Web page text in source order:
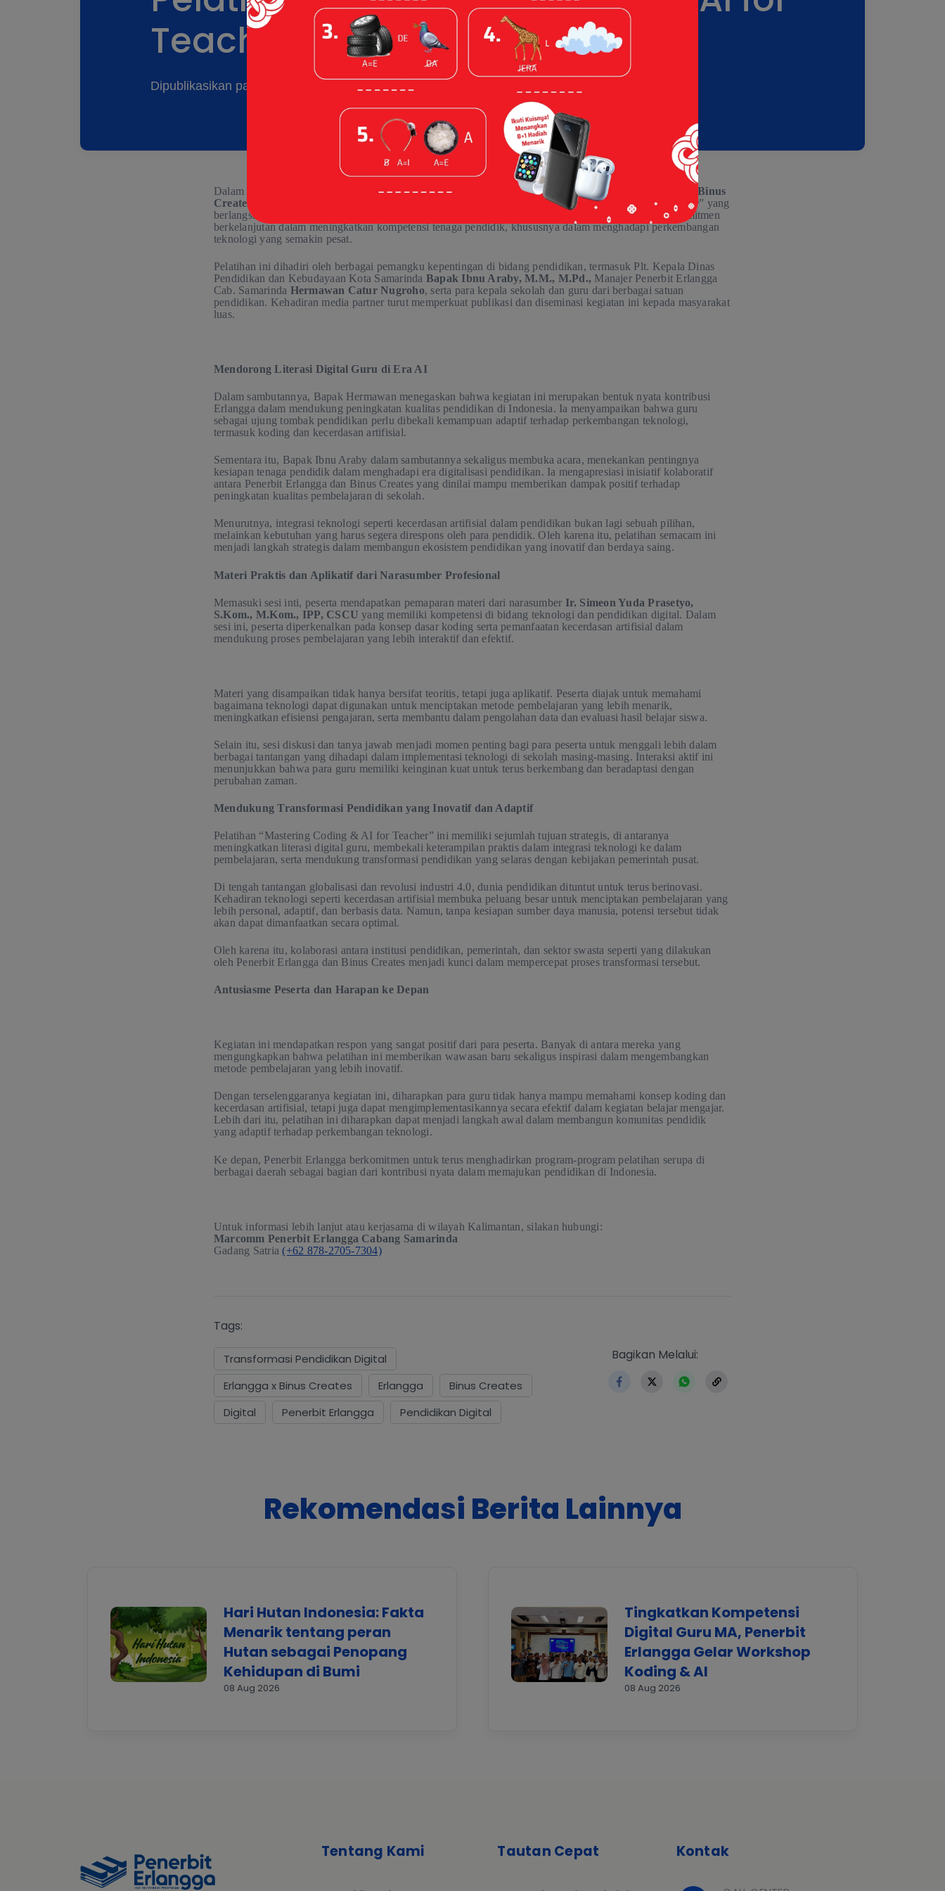
Teacher” di Samarinda
Dipublikasikan pada: 21 Apr 2026
Dalam upaya memperkuat transformasi pendidikan di era digital, Penerbit Erlangga bekerja sama dengan Binus
Creates
Mastering Coding & AI for Teacher” yang
berlangsung pada Kamis, 16 April 2026 di Hotel Fugo Samarinda. Kegiatan ini menjadi bagian dari komitmen
berkelanjutan dalam meningkatkan kompetensi tenaga pendidik, khususnya dalam menghadapi perkembangan
teknologi yang semakin pesat.
Pelatihan ini dihadiri oleh berbagai pemangku kepentingan di bidang pendidikan, termasuk Plt. Kepala Dinas
Pendidikan dan Kebudayaan Kota Samarinda Bapak Ibnu Araby, M.M., M.Pd., Manajer Penerbit Erlangga
Cab. Samarinda Hermawan Catur Nugroho, serta para kepala sekolah dan guru dari berbagai satuan
pendidikan. Kehadiran media partner turut memperkuat publikasi dan diseminasi kegiatan ini kepada masyarakat
luas.
Mendorong Literasi Digital Guru di Era AI
Dalam sambutannya, Bapak Hermawan menegaskan bahwa kegiatan ini merupakan bentuk nyata kontribusi
Erlangga dalam mendukung peningkatan kualitas pendidikan di Indonesia. Ia menyampaikan bahwa guru
sebagai ujung tombak pendidikan perlu dibekali kemampuan adaptif terhadap perkembangan teknologi,
termasuk koding dan kecerdasan artifisial.
Sementara itu, Bapak Ibnu Araby dalam sambutannya sekaligus membuka acara, menekankan pentingnya
kesiapan tenaga pendidik dalam menghadapi era digitalisasi pendidikan. Ia mengapresiasi inisiatif kolaboratif
antara Penerbit Erlangga dan Binus Creates yang dinilai mampu memberikan dampak positif terhadap
peningkatan kualitas pembelajaran di sekolah.
Menurutnya, integrasi teknologi seperti kecerdasan artifisial dalam pendidikan bukan lagi sebuah pilihan,
melainkan kebutuhan yang harus segera direspons oleh para pendidik. Oleh karena itu, pelatihan semacam ini
menjadi langkah strategis dalam membangun ekosistem pendidikan yang inovatif dan berdaya saing.
Materi Praktis dan Aplikatif dari Narasumber Profesional
Memasuki sesi inti, peserta mendapatkan pemaparan materi dari narasumber Ir. Simeon Yuda Prasetyo,
S.Kom., M.Kom., IPP, CSCU yang memiliki kompetensi di bidang teknologi dan pendidikan digital. Dalam
sesi ini, peserta diperkenalkan pada konsep dasar koding serta pemanfaatan kecerdasan artifisial dalam
mendukung proses pembelajaran yang lebih interaktif dan efektif.
Materi yang disampaikan tidak hanya bersifat teoritis, tetapi juga aplikatif. Peserta diajak untuk memahami
bagaimana teknologi dapat digunakan untuk menciptakan metode pembelajaran yang lebih menarik,
meningkatkan efisiensi pengajaran, serta membantu dalam pengolahan data dan evaluasi hasil belajar siswa.
Selain itu, sesi diskusi dan tanya jawab menjadi momen penting bagi para peserta untuk menggali lebih dalam
berbagai tantangan yang dihadapi dalam implementasi teknologi di sekolah masing-masing. Interaksi aktif ini
menunjukkan bahwa para guru memiliki keinginan kuat untuk terus berkembang dan beradaptasi dengan
perubahan zaman.
Mendukung Transformasi Pendidikan yang Inovatif dan Adaptif
Pelatihan “Mastering Coding & AI for Teacher” ini memiliki sejumlah tujuan strategis, di antaranya
meningkatkan literasi digital guru, membekali keterampilan praktis dalam integrasi teknologi ke dalam
pembelajaran, serta mendukung transformasi pendidikan yang selaras dengan kebijakan pemerintah pusat.
Di tengah tantangan globalisasi dan revolusi industri 4.0, dunia pendidikan dituntut untuk terus berinovasi.
Kehadiran teknologi seperti kecerdasan artifisial membuka peluang besar untuk menciptakan pembelajaran yang
lebih personal, adaptif, dan berbasis data. Namun, tanpa kesiapan sumber daya manusia, potensi tersebut tidak
akan dapat dimanfaatkan secara optimal.
Oleh karena itu, kolaborasi antara institusi pendidikan, pemerintah, dan sektor swasta seperti yang dilakukan
oleh Penerbit Erlangga dan Binus Creates menjadi kunci dalam mempercepat proses transformasi tersebut.
Antusiasme Peserta dan Harapan ke Depan
Kegiatan ini mendapatkan respon yang sangat positif dari para peserta. Banyak di antara mereka yang
mengungkapkan bahwa pelatihan ini memberikan wawasan baru sekaligus inspirasi dalam mengembangkan
metode pembelajaran yang lebih inovatif.
Dengan terselenggaranya kegiatan ini, diharapkan para guru tidak hanya mampu memahami konsep koding dan
kecerdasan artifisial, tetapi juga dapat mengimplementasikannya secara efektif dalam kegiatan belajar mengajar.
Lebih dari itu, pelatihan ini diharapkan dapat menjadi langkah awal dalam membangun komunitas pendidik
yang adaptif terhadap perkembangan teknologi.
Ke depan, Penerbit Erlangga berkomitmen untuk terus menghadirkan program-program pelatihan serupa di
berbagai daerah sebagai bagian dari kontribusi nyata dalam memajukan pendidikan di Indonesia.
Untuk informasi lebih lanjut atau kerjasama di wilayah Kalimantan, silakan hubungi:
Marcomm Penerbit Erlangga Cabang Samarinda
Gadang Satria(+62 878-2705-7304)
Tags:
Transformasi Pendidikan Digital
Erlangga x Binus Creates
Erlangga
Binus Creates
Digital
Penerbit Erlangga Pendidikan Digital
Bagikan Melalui:
Rekomendasi Berita Lainnya
Hari Hutan Indonesia: Fakta
Menarik tentang peran
Hutan sebagai Penopang
Kehidupan di Bumi
08 Aug 2026
Tingkatkan Kompetensi
Digital Guru MA, Penerbit
Erlangga Gelar Workshop
Koding & AI
08 Aug 2026
Tentang Kami Tautan Cepat Kontak